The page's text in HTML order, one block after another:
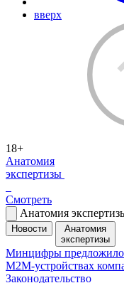
вверх
18+
Анатомия
экспертизы
Смотреть
Анатомия
Новости
Анатомия
экспертизы
Минцифры предложило
M2M-устройствах
Законодательство